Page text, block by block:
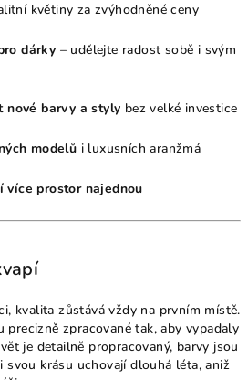
květiny za zvýhodněné ceny
dárky – udělejte radost sobě i svým
nové barvy a styly bez velké investice
modelů i luxusních aranžmá
více prostor najednou
kvalita zůstává vždy na prvním místě.
precizně zpracované tak, aby vypadaly
je detailně propracovaný, barvy jsou
krásu uchovají dlouhá léta, aniž